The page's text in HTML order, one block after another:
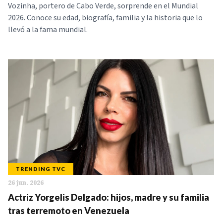
Vozinha, portero de Cabo Verde, sorprende en el Mundial
2026. Conoce su edad, biografía, familia y la historia que lo
llevó a la fama mundial.
TRENDING TVC
26 jun. 2026
Actriz Yorgelis Delgado: hijos, madre y su familia
tras terremoto en Venezuela